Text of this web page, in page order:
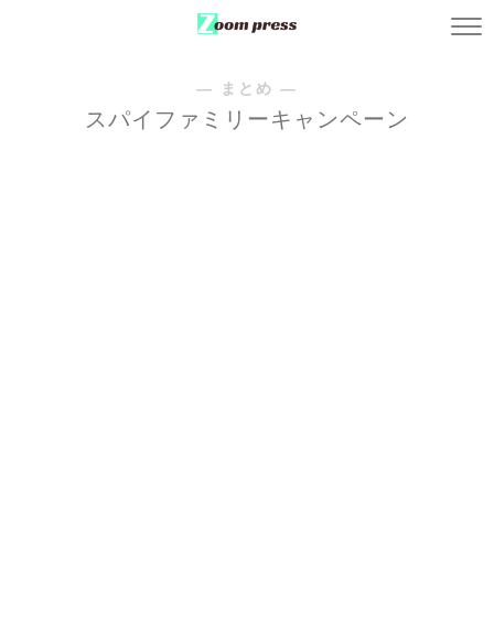
― まとめ ―
スパイファミリーキャンペーン